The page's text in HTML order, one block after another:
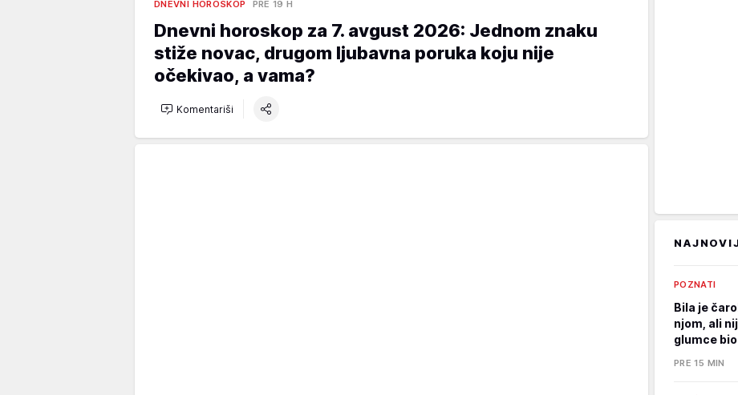
DNEVNI HOROSKOP PRE 19 H
Dnevni horoskop za 7. avgust 2026: Jednom znaku
stiže novac, drugom ljubavna poruka koju nije
očekivao, a vama?
Komentariši
POZNATI
Bila je
njom, ali
glumce
PRE 15 MIN